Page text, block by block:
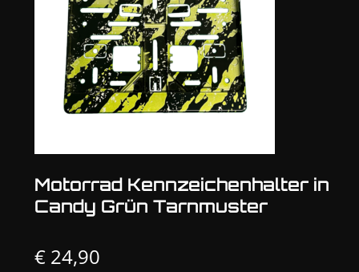
Motorrad Kennzeichenhalter in
Candy Grün Tarnmuster
€ 24,90